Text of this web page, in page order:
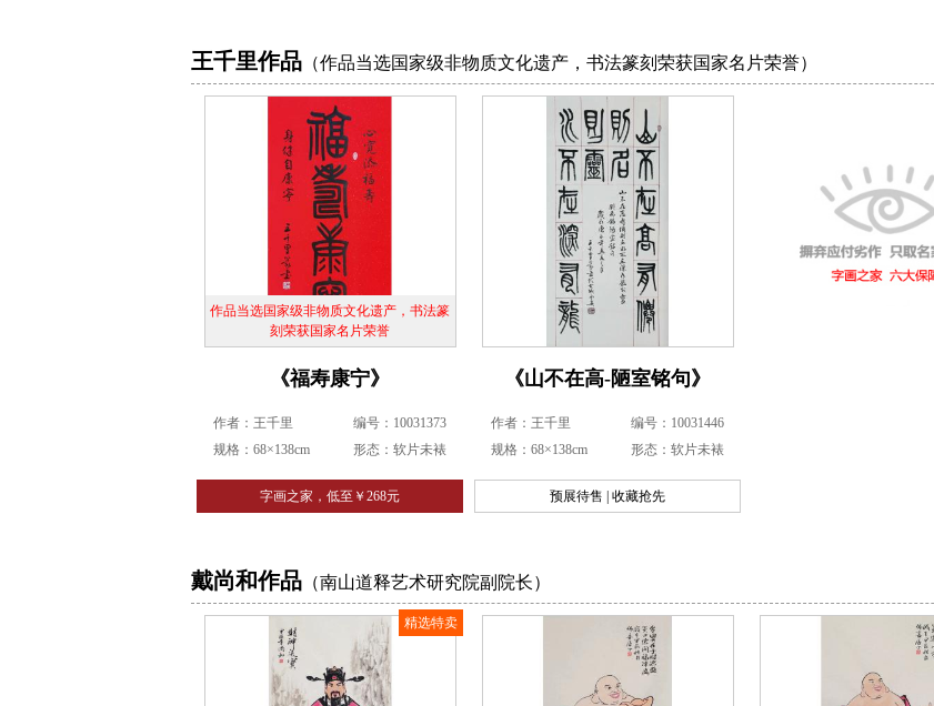
王千里作品 （作品当选国家级非物质文化遗产，书法篆刻荣获国家名片荣誉）
作品当选国家级非物质文化遗产，书法篆
刻荣获国家名片荣誉
《福寿康宁》
作者：王千里
规格：68×138cm
编号：10031373
形态：软片未裱
字画之家，低至￥268元
《山不在高-陋室铭句》
作者：王千里
规格：68×138cm
编号：10031446
形态：软片未裱
预展待售 | 收藏抢先
戴尚和作品 （南山道释艺术研究院副院长）
精选特卖